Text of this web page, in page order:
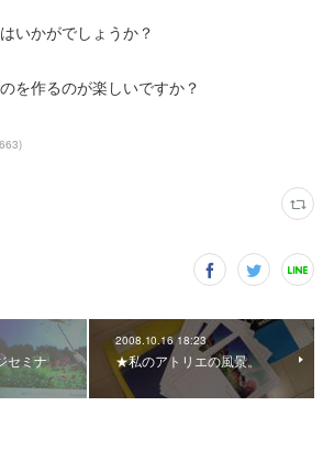
いかがでしょうか？
を作るのが楽しいですか？
663)
セミナ
2008.10.16 18:23
★私のアトリエの風景。